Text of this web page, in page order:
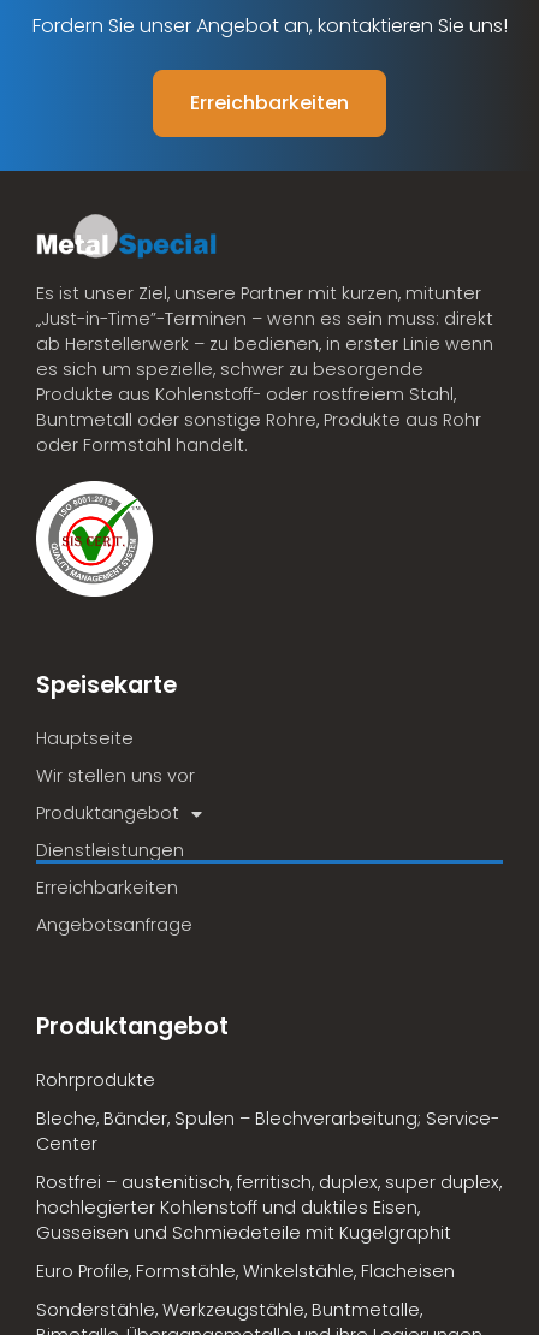
Fordern Sie unser Angebot an, kontaktieren Sie uns!
Erreichbarkeiten
Es ist unser Ziel, unsere Partner mit kurzen, mitunter
„Just-in-Time”-Terminen – wenn es sein muss: direkt
ab Herstellerwerk – zu bedienen, in erster Linie wenn
es sich um spezielle, schwer zu besorgende
Produkte aus Kohlenstoff- oder rostfreiem Stahl,
Buntmetall oder sonstige Rohre, Produkte aus Rohr
oder Formstahl handelt.
Speisekarte
Hauptseite
Wir stellen uns vor
Produktangebot
Dienstleistungen
Erreichbarkeiten
Angebotsanfrage
Produktangebot
Rohrprodukte
Bleche, Bänder, Spulen – Blechverarbeitung; Service-
Center
Rostfrei – austenitisch, ferritisch, duplex, super duplex,
hochlegierter Kohlenstoff und duktiles Eisen,
Gusseisen und Schmiedeteile mit Kugelgraphit
Euro Profile, Formstähle, Winkelstähle, Flacheisen
Sonderstähle, Werkzeugstähle, Buntmetalle,